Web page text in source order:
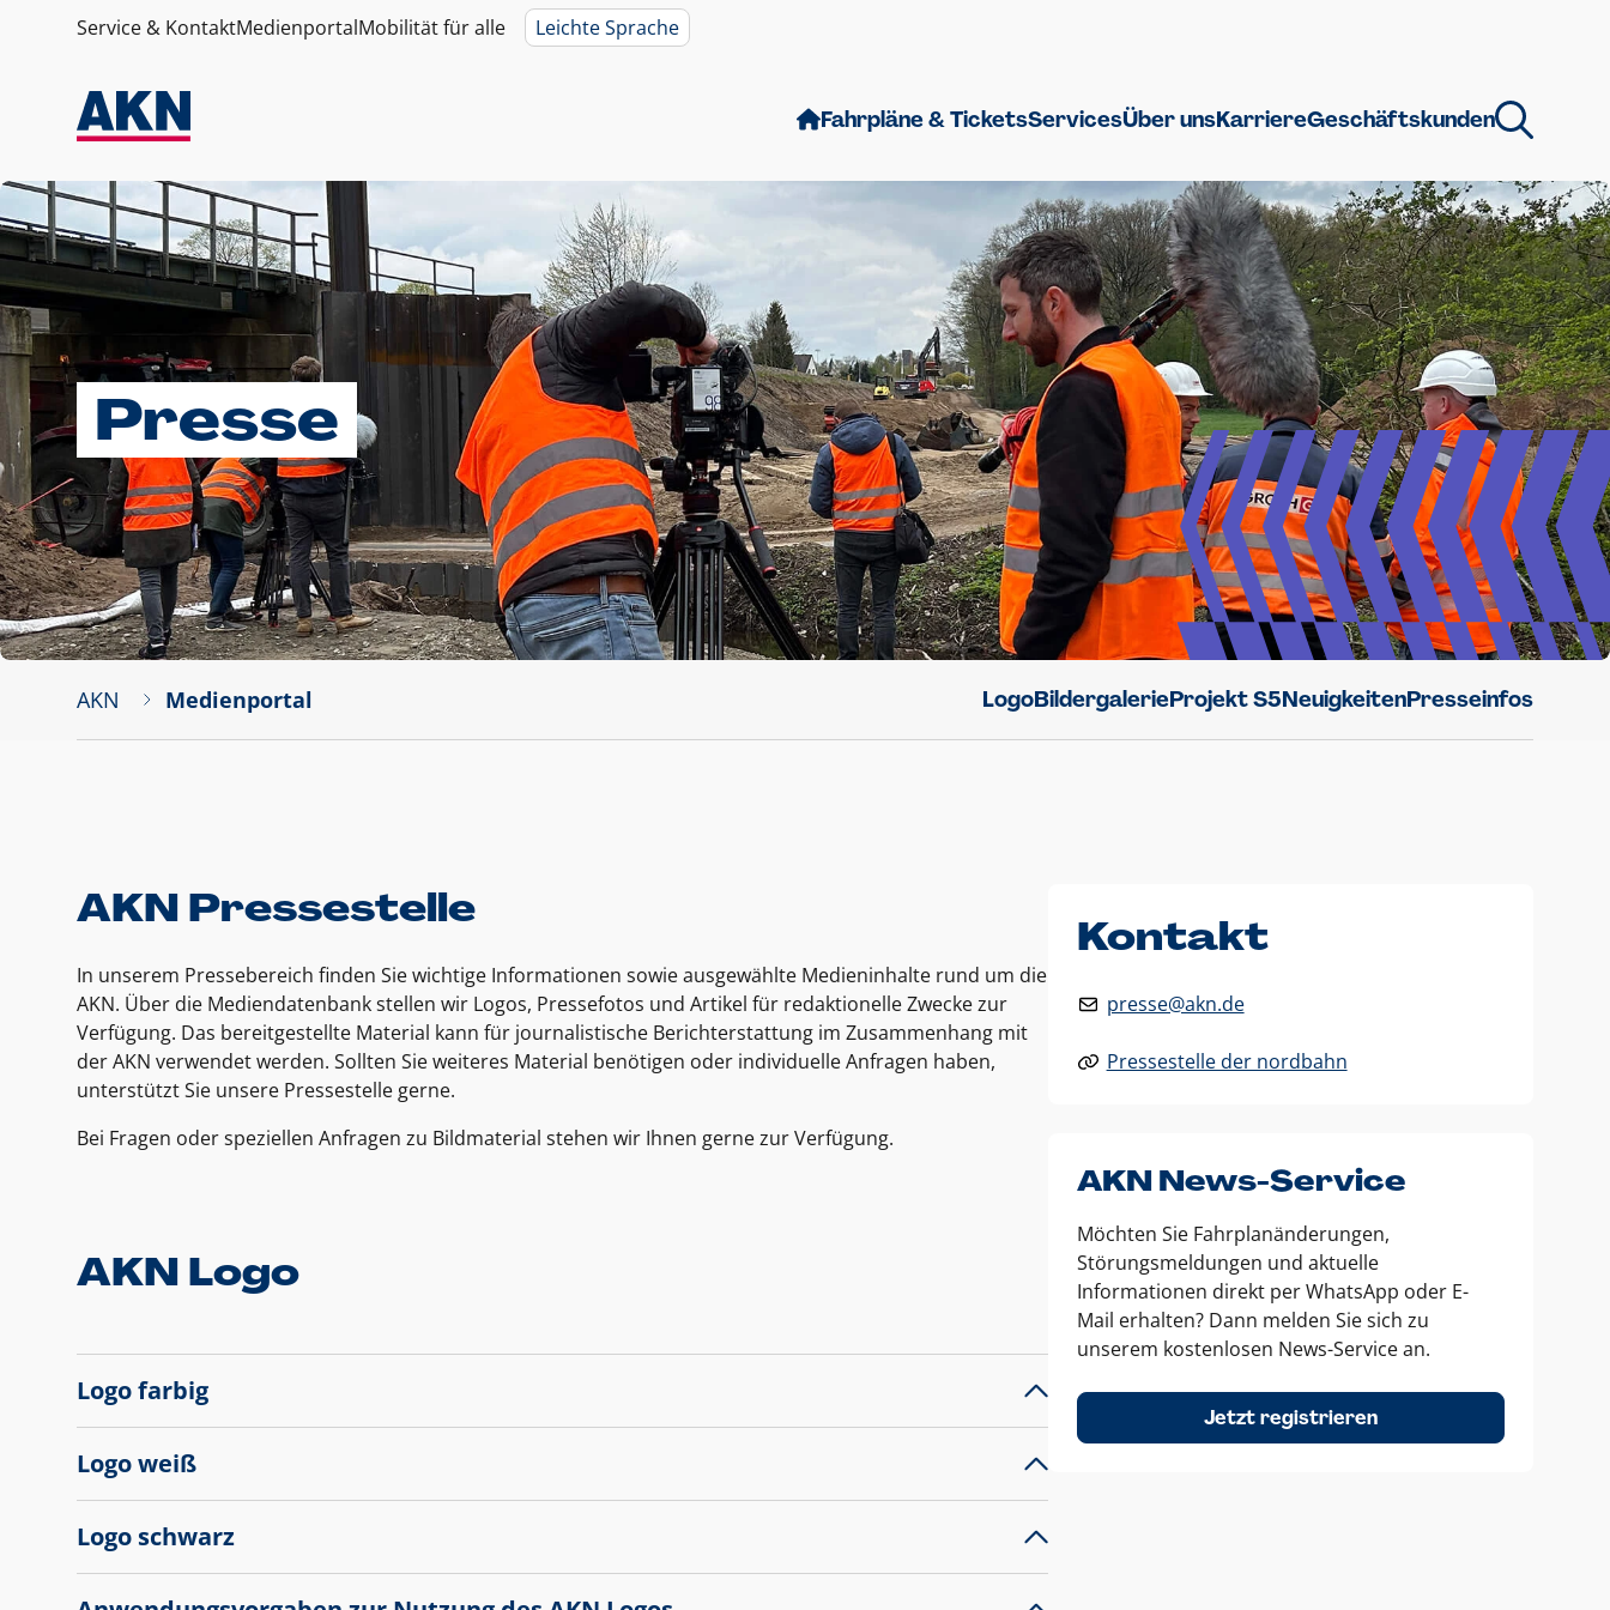
Service & KontaktMedienportalMobilität für alle Leichte Sprache
Fahrpläne & TicketsServicesÜber unsKarriereGeschäftskunden
Presse
AKN Medienportal LogoBildergalerieProjekt S5NeuigkeitenPresseinfos
AKN Pressestelle
In unserem Pressebereich finden Sie wichtige Informationen sowie ausgewählte Medieninhalte rund um die
AKN. Über die Mediendatenbank stellen wir Logos, Pressefotos und Artikel für redaktionelle Zwecke zur
Verfügung. Das bereitgestellte Material kann für journalistische Berichterstattung im Zusammenhang mit
der AKN verwendet werden. Sollten Sie weiteres Material benötigen oder individuelle Anfragen haben,
unterstützt Sie unsere Pressestelle gerne.
Bei Fragen oder speziellen Anfragen zu Bildmaterial stehen wir Ihnen gerne zur Verfügung.
AKN Logo
Logo farbig
Logo weiß
Logo schwarz
Kontakt
presse@akn.de
Pressestelle der nordbahn
AKN News-Service
Möchten Sie Fahrplanänderungen,
Störungsmeldungen und aktuelle
Informationen direkt per WhatsApp oder E-
Mail erhalten? Dann melden Sie sich zu
unserem kostenlosen News-Service an.
Jetzt registrieren